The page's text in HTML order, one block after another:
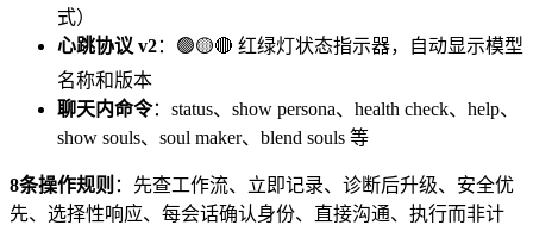
式）
心跳协议 v2：🟢🟡🔴 红绿灯状态指示器，自动显示模型
名称和版本
聊天内命令：status、show persona、health check、help、
show souls、soul maker、blend souls 等
8条操作规则 ：先查工作流、立即记录、诊断后升级、安全优
先、选择性响应、每会话确认身份、直接沟通、执行而非计